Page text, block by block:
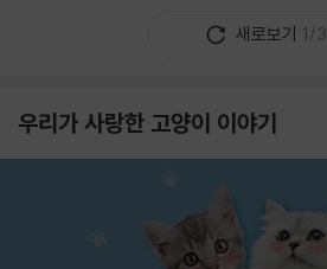
새로보기 1/3
우리가 사랑한 고양이 이야기